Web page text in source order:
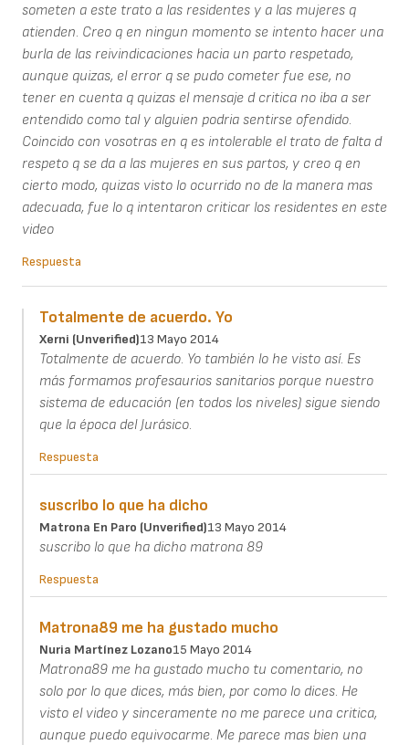
someten a este trato a las residentes y a las mujeres q
atienden. Creo q en ningun momento se intento hacer una
burla de las reivindicaciones hacia un parto respetado,
aunque quizas, el error q se pudo cometer fue ese, no
tener en cuenta q quizas el mensaje d critica no iba a ser
entendido como tal y alguien podria sentirse ofendido.
Coincido con vosotras en q es intolerable el trato de falta d
respeto q se da a las mujeres en sus partos, y creo q en
cierto modo, quizas visto lo ocurrido no de la manera mas
adecuada, fue lo q intentaron criticar los residentes en este
video
Respuesta
Totalmente de acuerdo. Yo
Xerni (unverified)13 Mayo 2014
Totalmente de acuerdo. Yo también lo he visto así. Es
más formamos profesaurios sanitarios porque nuestro
sistema de educación (en todos los niveles) sigue siendo
que la época del Jurásico.
Respuesta
suscribo lo que ha dicho
Matrona En Paro (unverified)13 Mayo 2014
suscribo lo que ha dicho matrona 89
Respuesta
Matrona89 me ha gustado mucho
Nuria Martínez Lozano15 Mayo 2014
Matrona89 me ha gustado mucho tu comentario, no
solo por lo que dices, más bien, por como lo dices. He
visto el video y sinceramente no me parece una critica,
aunque puedo equivocarme. Me parece mas bien una